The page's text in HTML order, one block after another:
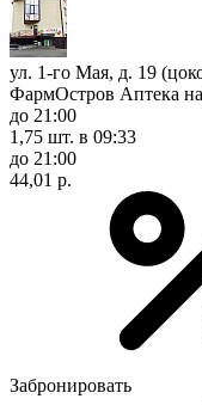
ул. 1-го Мая, д. 19
ФармОстров Аптека
до 21:00
1,75 шт. в 09:33
до 21:00
44,01 р.
Забронировать